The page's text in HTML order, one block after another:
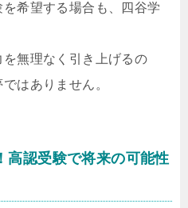
希望する場合も、四谷学
無理なく引き上げるの
はありません。
高認受験で将来の可能性